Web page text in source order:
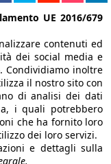
UE 2016/679
contenuti ed
dei social media e
Condividiamo inoltre
il nostro sito con
di analisi dei dati
i quali potrebbero
che ha fornito loro
dei loro servizi.
e dettagli sulla